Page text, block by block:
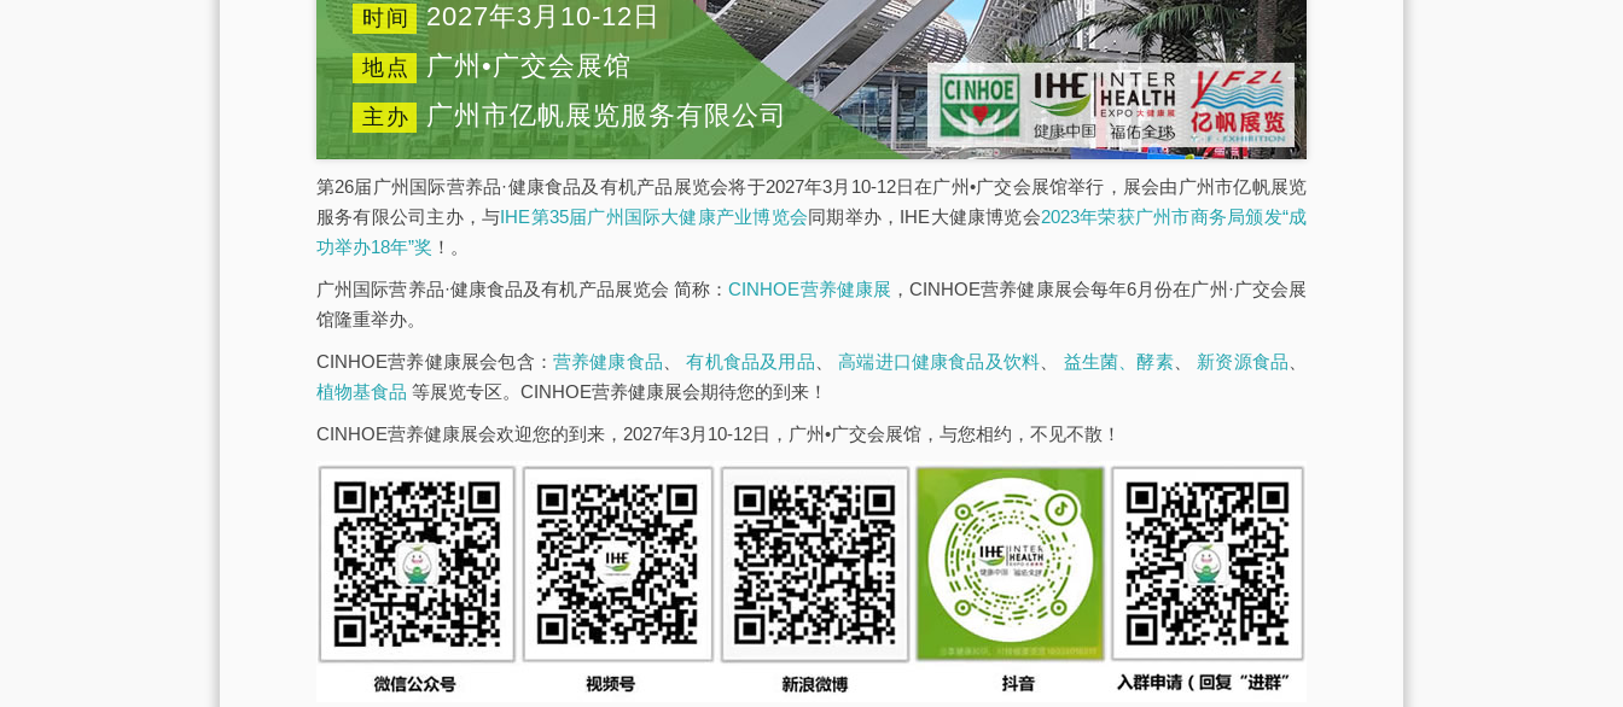
时间 2027年3月10-12日
地点 广州•广交会展馆
主办 广州市亿帆展览服务有限公司
第26届广州国际营养品·健康食品及有机产品展览会将于2027年3月10-12日在广州•广交会展馆举行，展会由广州市亿帆展览
服务有限公司主办，与IHE第35届广州国际大健康产业博览会同期举办，IHE大健康博览会2023年荣获广州市商务局颁发“成
功举办18年”奖 ！。
广州国际营养品·健康食品及有机产品展览会 简称：CINHOE营养健康展 ，CINHOE营养健康展会每年6月份在广州·广交会展
馆隆重举办。
CINHOE营养健康展会包含： 营养健康食品 、有机食品及用品 、高端进口健康食品及饮料 益生菌、酵素、 新资源食品
植物基食品 等展览专区。CINHOE营养健康展会期待您的到来！
CINHOE营养健康展会欢迎您的到来，2027年3月10-12日，广州•广交会展馆，与您相约，不见不散！